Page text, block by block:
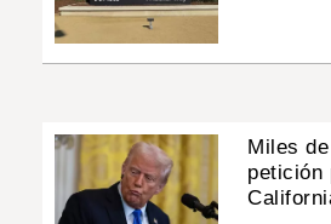
Miles
petición